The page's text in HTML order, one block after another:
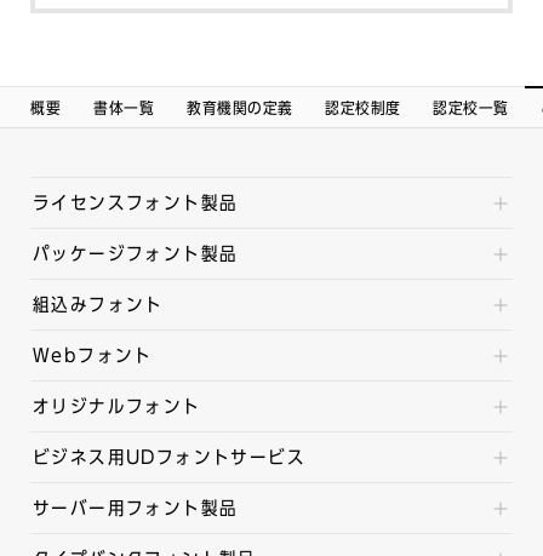
概要 書体一覧 教育機関の定義 認定校制度 認定校一覧
ライセンスフォント製品
パッケージフォント製品
組込みフォント
Webフォント
オリジナルフォント
ビジネス用UDフォントサービス
サーバー用フォント製品